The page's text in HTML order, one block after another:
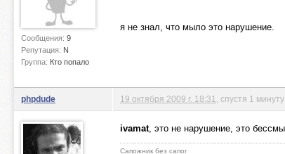
Сообщения: 9
Репутация: N
Группа: Кто попало
я не знал, что мыло это нарушение.
phpdude 19 октября 2009 г. 18:31 , спустя 1
ivamat, это не нарушение, это
Сапожник без сапог